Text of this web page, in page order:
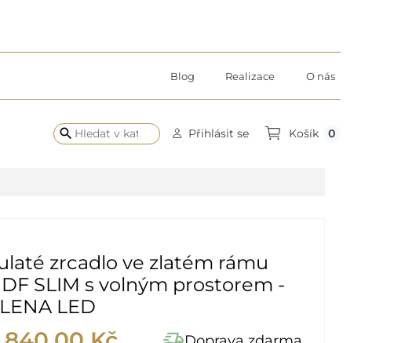
Blog Realizace O nás
search Přihlásit se Košík 0
zrcadlo ve zlatém rámu
SLIM s volným prostorem -
LED